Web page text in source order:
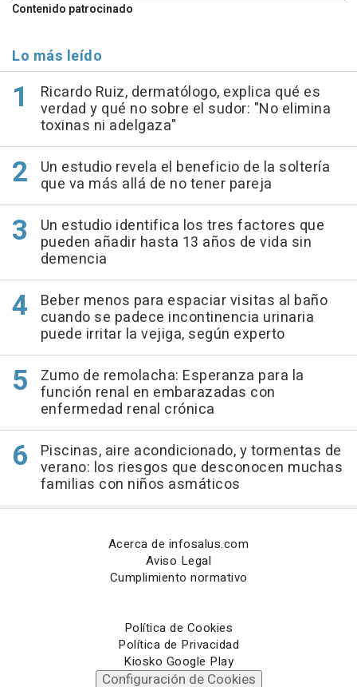
Contenido patrocinado
Lo más leído
Ricardo Ruiz, dermatólogo, explica qué es
verdad y qué no sobre el sudor: "No elimina
toxinas ni adelgaza"
Un estudio revela el beneficio de la soltería
que va más allá de no tener pareja
Un estudio identifica los tres factores que
pueden añadir hasta 13 años de vida sin
demencia
Beber menos para espaciar visitas al baño
cuando se padece incontinencia urinaria
puede irritar la vejiga, según experto
Zumo de remolacha: Esperanza para la
función renal en embarazadas con
enfermedad renal crónica
Piscinas, aire acondicionado, y tormentas de
verano: los riesgos que desconocen muchas
familias con niños asmáticos
Acerca de infosalus.com
Aviso Legal
Cumplimiento normativo
Política de Cookies
Política de Privacidad
Kiosko Google Play
Configuración de Cookies